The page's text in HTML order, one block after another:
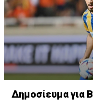
Δημοσίευμα για